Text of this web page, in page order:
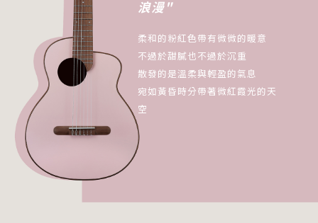
浪漫"
柔和的粉紅色帶有微微的暖意
不過於甜膩也不過於沉重
散發的是溫柔與輕盈的氣息
宛如黃昏時分帶著微紅霞光的天
空